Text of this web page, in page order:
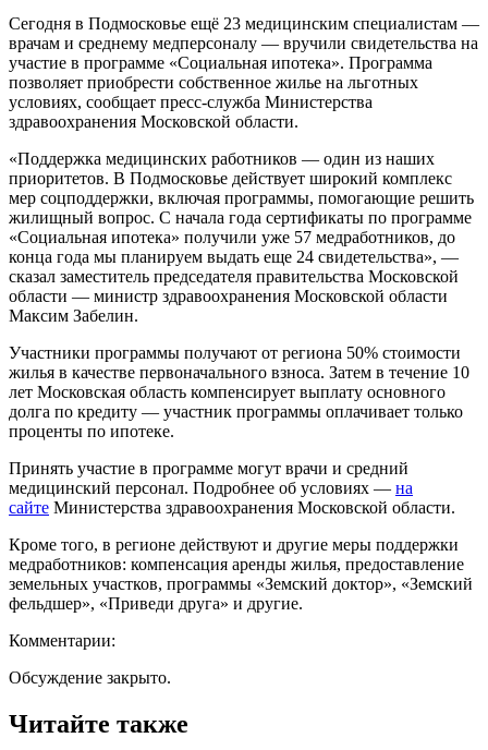
Сегодня в Подмосковье ещё 23 медицинским специалистам —
врачам и среднему медперсоналу — вручили свидетельства на
участие в программе «Социальная ипотека». Программа
позволяет приобрести собственное жилье на льготных
условиях, сообщает пресс-служба Министерства
здравоохранения Московской области.
«Поддержка медицинских работников — один из наших
приоритетов. В Подмосковье действует широкий комплекс
мер соцподдержки, включая программы, помогающие решить
жилищный вопрос. С начала года сертификаты по программе
«Социальная ипотека» получили уже 57 медработников, до
конца года мы планируем выдать еще 24 свидетельства», —
сказал заместитель председателя правительства Московской
области — министр здравоохранения Московской области
Максим Забелин.
Участники программы получают от региона 50% стоимости
жилья в качестве первоначального взноса. Затем в течение 10
лет Московская область компенсирует выплату основного
долга по кредиту — участник программы оплачивает только
проценты по ипотеке.
Принять участие в программе могут врачи и средний
медицинский персонал. Подробнее об условиях — на
сайте Министерства здравоохранения Московской области.
Кроме того, в регионе действуют и другие меры поддержки
медработников: компенсация аренды жилья, предоставление
земельных участков, программы «Земский доктор», «Земский
фельдшер», «Приведи друга» и другие.
Комментарии:
Обсуждение закрыто.
Читайте также